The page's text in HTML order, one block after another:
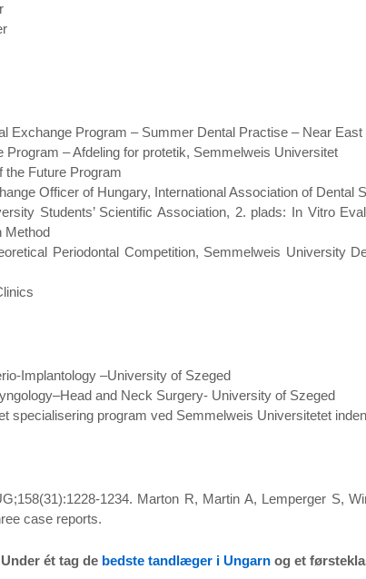
Exchange Program – Summer Dental Practise – Near
Program – Afdeling for protetik, Semmelweis Universitet
the Future Program
Officer of Hungary, International Association of Dental
Students’ Scientific Association, 2. plads: In Vitro
Method
Periodontal Competition, Semmelweis University
Implantology –University of Szeged
and Neck Surgery- University of Szeged
specialisering program ved Semmelweis Universitetet
1234. Marton R, Martin A, Lemperger S,
case reports.
ét tag de bedste tandlæger i Ungarn og et